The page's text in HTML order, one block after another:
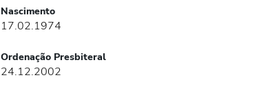
Nascimento
17.02.1974
Ordenação Presbiteral
24.12.2002